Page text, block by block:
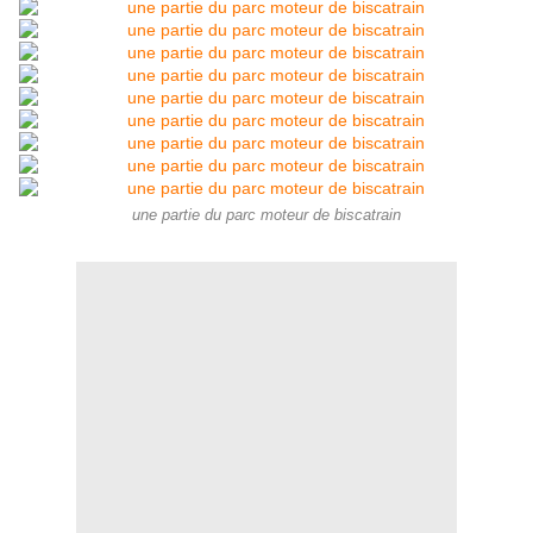
une partie du parc moteur de biscatrain